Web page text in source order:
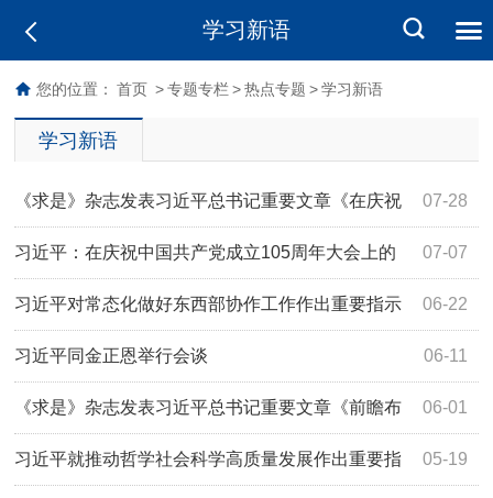
学习新语
您的位置： 首页 > 专题专栏 > 热点专题 > 学习新语
学习新语
07-28
《求是》杂志发表习近平总书记重要文章《在庆祝
中国共产党成立105周年大会上的讲话》 07-07
习近平：在庆祝中国共产党成立105周年大会上的
讲话 06-22
习近平对常态化做好东西部协作工作作出重要指示
06-11
习近平同金正恩举行会谈
06-01
《求是》杂志发表习近平总书记重要文章《前瞻布
局和发展未来产业》 05-19
习近平就推动哲学社会科学高质量发展作出重要指